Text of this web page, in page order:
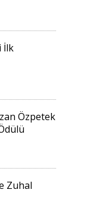
İlk
Özpetek
Zuhal